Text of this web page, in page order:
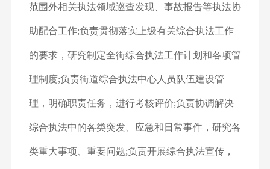
范围外相关执法领域巡查发现、事故报告等执法协
助配合工作;负责贯彻落实上级有关综合执法工作
的要求，研究制定全街综合执法工作计划和各项管
理制度;负责街道综合执法中心人员队伍建设管
理，明确职责任务，进行考核评价;负责协调解决
综合执法中的各类突发、应急和日常事件，研究各
类重大事项、重要问题;负责开展综合执法宣传，